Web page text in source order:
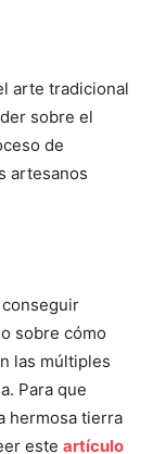
arte tradicional
sobre el
de
artesanos
sobre cómo
las múltiples
Para que
hermosa tierra
este artículo